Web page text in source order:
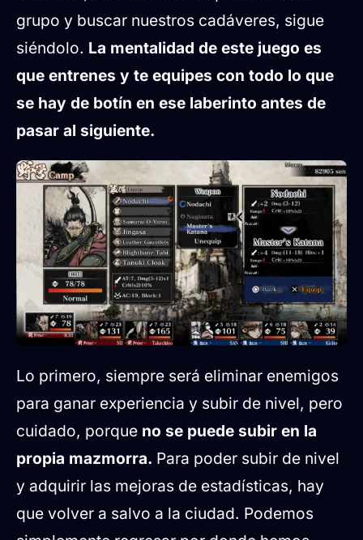
grupo y buscar nuestros cadáveres, sigue
siéndolo. La mentalidad de este juego es
que entrenes y te equipes con todo lo que
se hay de botín en ese laberinto antes de
pasar al siguiente.
Lo primero, siempre será eliminar enemigos
para ganar experiencia y subir de nivel, pero
cuidado, porque no se puede subir en la
propia mazmorra. Para poder subir de nivel
y adquirir las mejoras de estadísticas, hay
que volver a salvo a la ciudad. Podemos